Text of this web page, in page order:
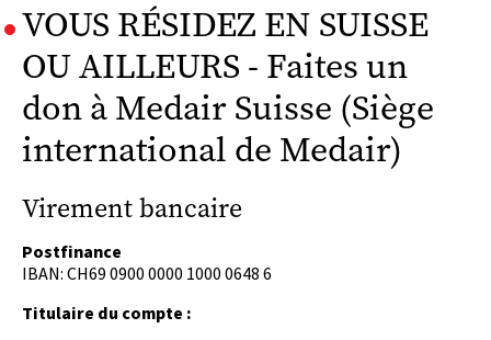
VOUS RÉSIDEZ EN SUISSE
OU AILLEURS - Faites un
don à Medair Suisse (Siège
international de Medair)
Virement bancaire
Postfinance
IBAN: CH69 0900 0000 1000 0648 6
Titulaire du compte :